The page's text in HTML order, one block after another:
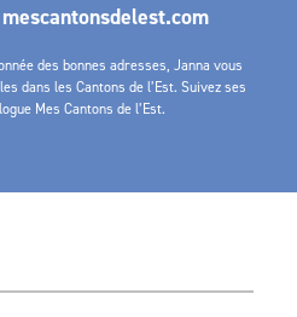
des bonnes adresses, Janna vous
dans les Cantons de l’Est. Suivez ses
Mes Cantons de l’Est.